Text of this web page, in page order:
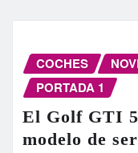
COCHES
PORTADA 1
El Golf GTI
modelo de